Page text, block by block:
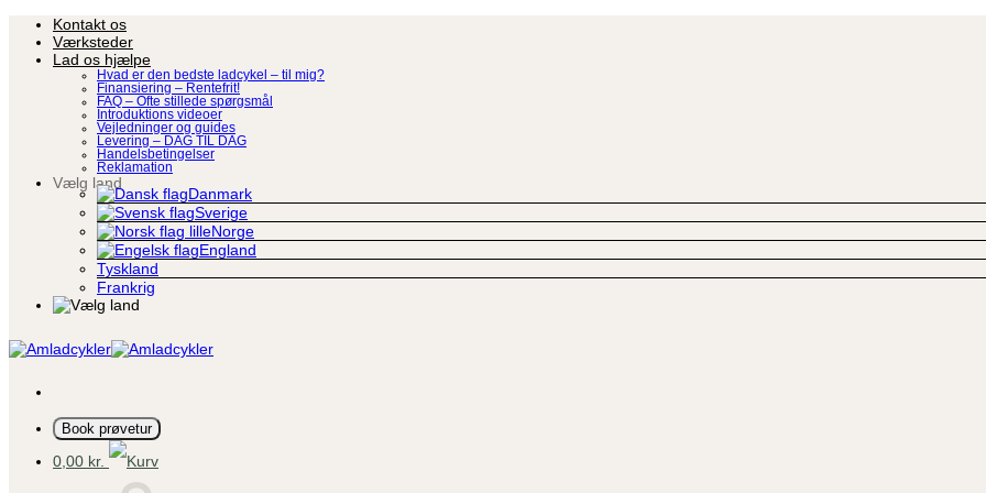
Fortsæt
indhold
Kontakt os
Værksteder
Lad os hjælpe
Hvad er den bedste ladcykel – til mig?
Finansiering – Rentefrit!
FAQ – Ofte stillede spørgsmål
Introduktions videoer
Vejledninger og guides
Levering – DAG TIL DAG
Handelsbetingelser
Reklamation
Vælg land
Danmark
Sverige
Norge
England
Tyskland
Frankrig
Book prøvetur
0,00 kr.